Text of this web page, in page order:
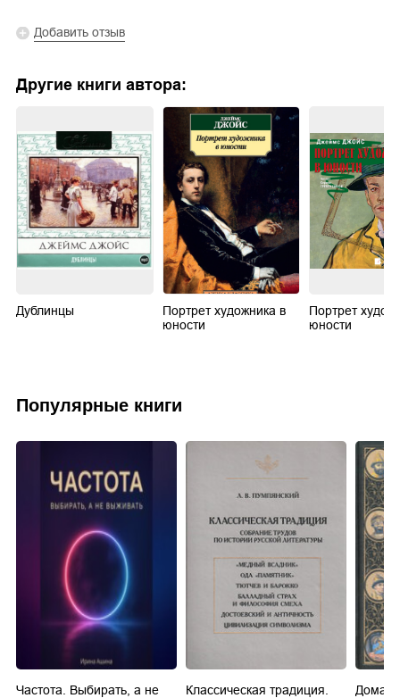
Добавить отзыв
Другие книги автора:
Дублинцы
Портрет художника в
юности
Портрет
юности
Популярные книги
Частота. Выбирать, а не
Классическая традиция.